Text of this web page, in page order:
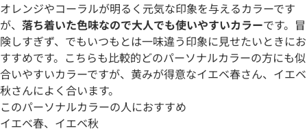
オレンジやコーラルが明るく元気な印象を与えるカラーです
が、 落ち着いた色味なので大人でも使いやすいカラーです。冒
険しすぎず、でもいつもとは一味違う印象に見せたいときにお
すすめです。こちらも比較的どのパーソナルカラーの方にも似
合いやすいカラーですが、黄みが得意なイエベ春さん、イエベ
秋さんによく合います。
このパーソナルカラーの人におすすめ
イエベ春、イエベ秋